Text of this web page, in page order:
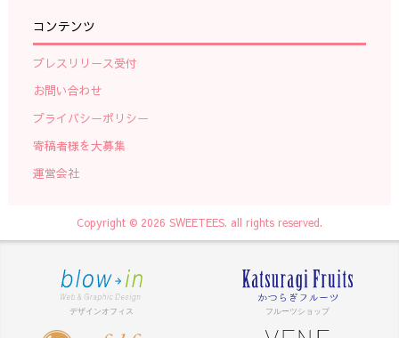
コンテンツ
プレスリリース受付
お問い合わせ
プライバシーポリシー
寄稿者様を大募集
運営会社
Copyright © 2026 SWEETEES. all rights reserved.